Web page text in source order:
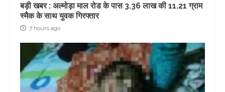
बड़ी खबर : अल्मोड़ा माल रोड के पास 3.36 लाख की 11.21 ग्राम
स्मैक के साथ युवक गिरफ्तार
7 hours ago